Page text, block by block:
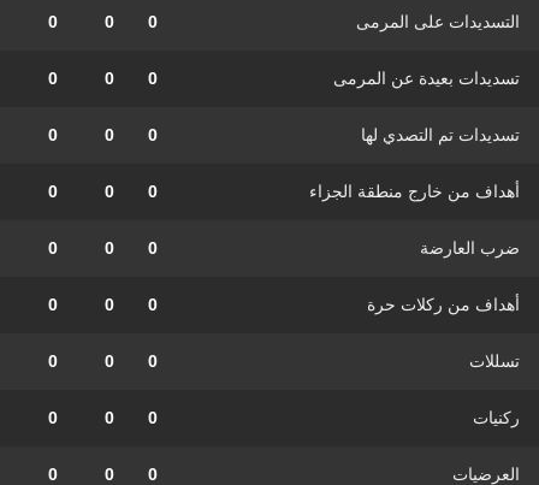
التسديدات على المرمى 0
0
0
تسديدات بعيدة عن المرمى 0
0
0
تسديدات تم التصدي لها 0
0
0
أهداف من خارج منطقة الجزاء 0
0
0
ضرب العارضة 0
0
0
أهداف من ركلات حرة 0
0
0
تسللات 0
0
0
ركنيات 0
0
0
العرضيات 0
0
0